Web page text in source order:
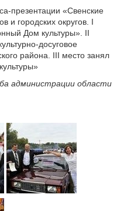
презентации «Свенские
и городских округов. I
Дом культуры». II
досуговое
района. III место занял
администрации области